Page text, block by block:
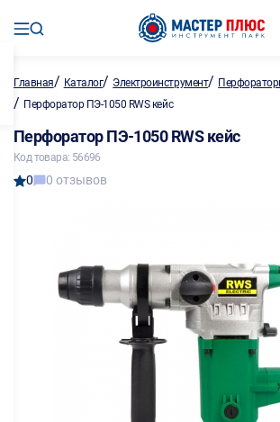
Главная/ Каталог/ Электроинструмент/
/ Перфоратор ПЭ-1050 RWS кейс
Перфоратор ПЭ-1050 RWS кейс
Код товара: 56696
0 0 отзывов